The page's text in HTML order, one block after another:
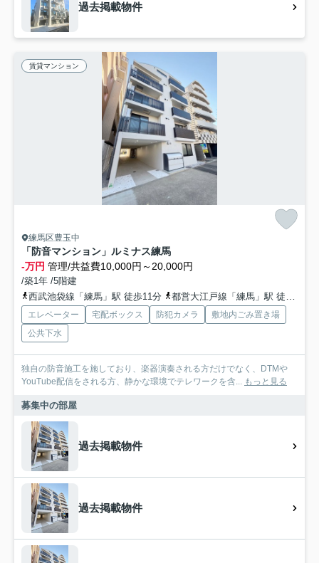
過去掲載物件
賃貸マンション
練馬区豊玉中
「防音マンション」ルミナス練馬
-万円 管理/共益費10,000円～20,000円
/築1年 /5階建
西武池袋線「練馬」駅 徒歩11分
都営大江戸線「練馬」駅 徒歩11分
エレベーター 宅配ボックス 防犯カメラ
敷地内ごみ置き場
公共下水
独自の防音施工を施しており、楽器演奏される方だけでなく、DTMや
YouTube配信をされる方、静かな環境でテレワークを含... もっと見る
募集中の部屋
過去掲載物件
過去掲載物件